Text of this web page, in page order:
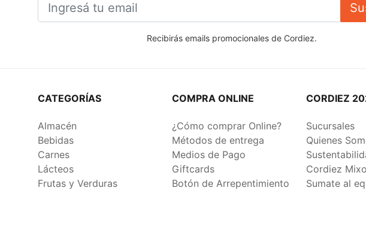
Recibirás emails promocionales de Cordiez.
CATEGORÍAS
Almacén
Bebidas
Carnes
Lácteos
Frutas y Verduras
COMPRA ONLINE
¿Cómo comprar Online?
Métodos de entrega
Medios de Pago
Giftcards
Botón de Arrepentimiento
CORDIEZ
Sucursales
Quienes
Cordiez
Sumate al